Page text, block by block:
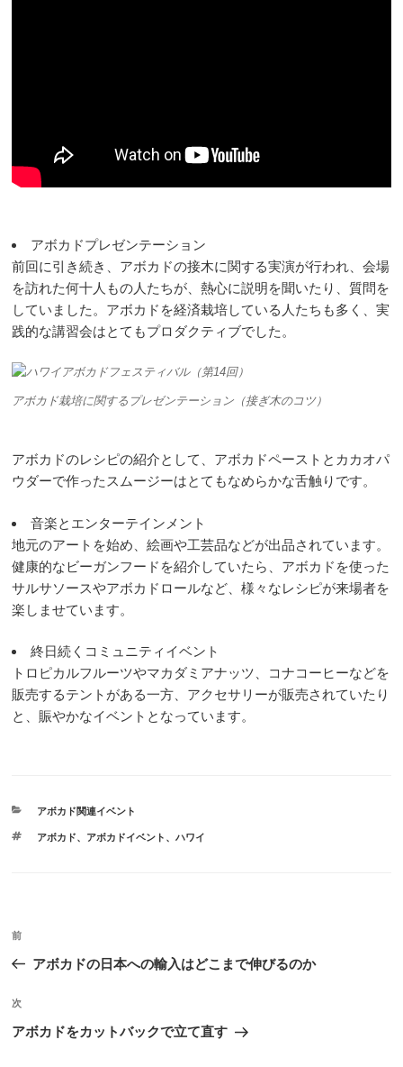
アボカドプレゼンテーション
前回に引き続き、アボカドの接木に関する実演が行われ、会場
を訪れた何十人もの人たちが、熱心に説明を聞いたり、質問を
していました。アボカドを経済栽培している人たちも多く、実
践的な講習会はとてもプロダクティブでした。
アボカド栽培に関するプレゼンテーション（接ぎ木のコツ）
アボカドのレシピの紹介として、アボカドペーストとカカオパ
ウダーで作ったスムージーはとてもなめらかな舌触りです。
音楽とエンターテインメント
地元のアートを始め、絵画や工芸品などが出品されています。
健康的なビーガンフードを紹介していたら、アボカドを使った
サルサソースやアボカドロールなど、様々なレシピが来場者を
楽しませています。
終日続くコミュニティイベント
トロピカルフルーツやマカダミアナッツ、コナコーヒーなどを
販売するテントがある一方、アクセサリーが販売されていたり
と、賑やかなイベントとなっています。
カ
ゴ
アボカド関連イベント
タ
アボカド、 アボカドイベント、ハワイ
投
ビ
ゲ
前
の
稿
前
アボカドの日本への輸入はどこまで伸びるのか
次
の
次
アボカドをカットバックで立て直す